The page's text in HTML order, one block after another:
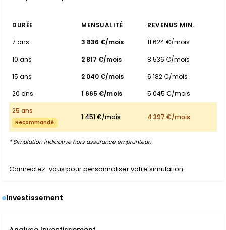
DURÉE MENSUALITÉ
REVENUS MIN.
7 ans
3 836 €/mois
11 624 €/mois
10 ans
2 817 €/mois
8 536 €/mois
15 ans
2 040 €/mois
6 182 €/mois
20 ans
1 665 €/mois
5 045 €/mois
25 ans
Recommandé
1 451 €/mois 4 397 €/mois
* Simulation indicative hors assurance emprunteur.
Connectez-vous pour personnaliser votre simulation
Investissement